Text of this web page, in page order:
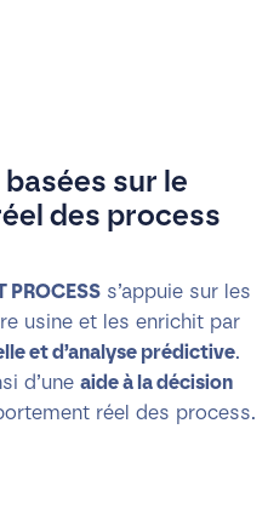
sur le
des process
PROCESS s’appuie sur les
usine et les enrichit par
et d’analyse prédictive.
d’une aide à la décision
réel des process.